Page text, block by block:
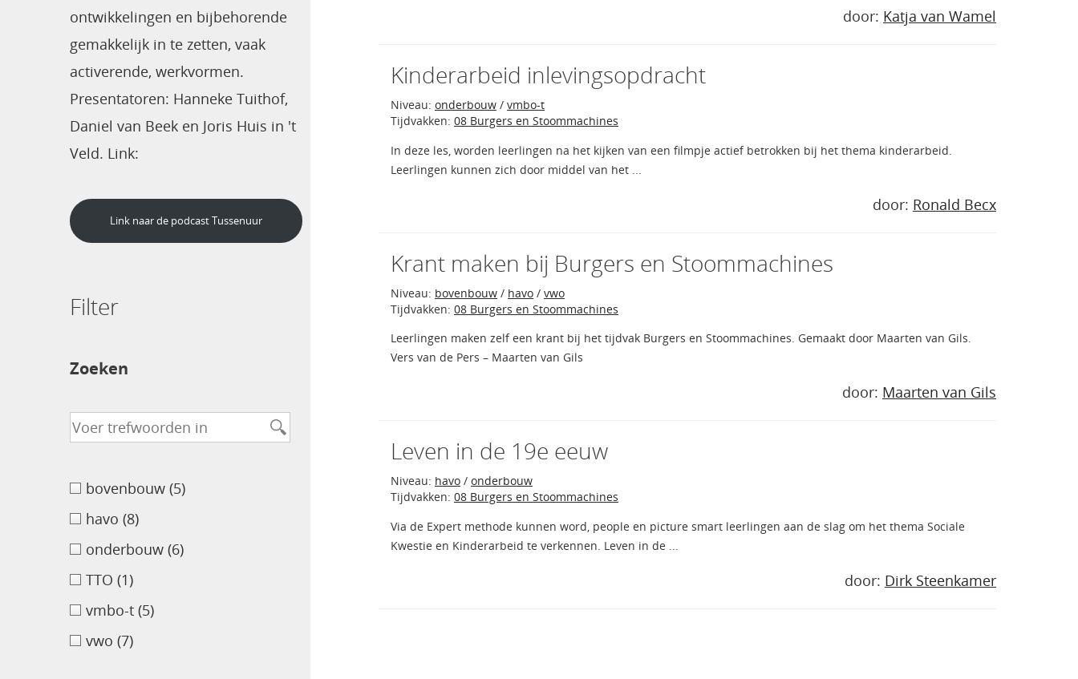
ontwikkelingen en bijbehorende
gemakkelijk in te zetten, vaak
activerende, werkvormen.
Presentatoren: Hanneke Tuithof,
Daniel van Beek en Joris Huis in 't
Veld. Link:
Link naar de podcast Tussenuur
Filter
Zoeken
bovenbouw (5)
havo (8)
onderbouw (6)
TTO (1)
vmbo-t (5)
vwo (7)
door: Katja van Wamel
Kinderarbeid inlevingsopdracht
Niveau: onderbouw / vmbo-t
Tijdvakken: 08 Burgers en Stoommachines
In deze les, worden leerlingen na het kijken van een filmpje actief betrokken bij het thema kinderarbeid.
Leerlingen kunnen zich door middel van het ...
door: Ronald Becx
Krant maken bij Burgers en Stoommachines
Niveau: bovenbouw / havo / vwo
Tijdvakken: 08 Burgers en Stoommachines
Leerlingen maken zelf een krant bij het tijdvak Burgers en Stoommachines. Gemaakt door Maarten van Gils.
Vers van de Pers – Maarten van Gils
door: Maarten van Gils
Leven in de 19e eeuw
Niveau: havo / onderbouw
Tijdvakken: 08 Burgers en Stoommachines
Via de Expert methode kunnen word, people en picture smart leerlingen aan de slag om het thema Sociale
Kwestie en Kinderarbeid te verkennen. Leven in de ...
door: Dirk Steenkamer